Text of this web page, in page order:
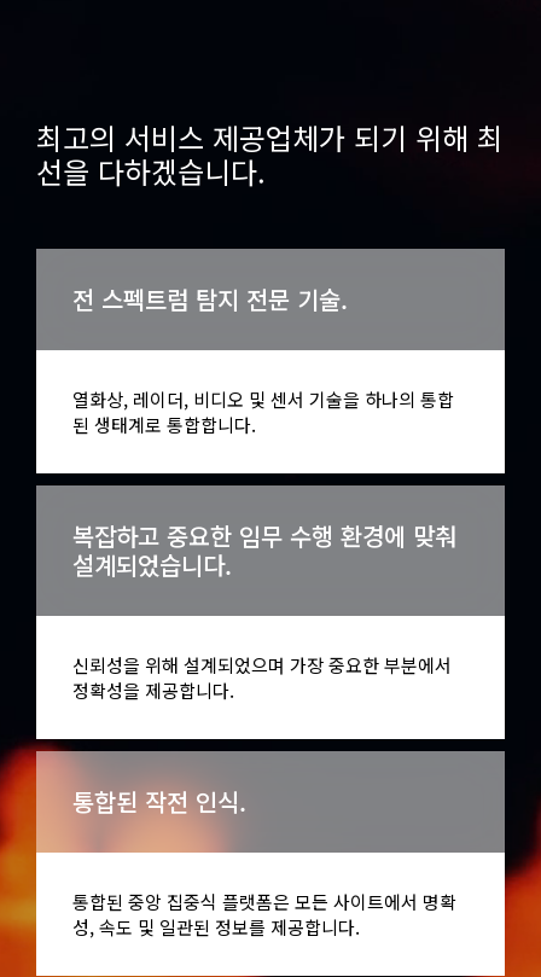
최고의 서비스 제공업체가 되기 위해 최
선을 다하겠습니다.
전 스펙트럼 탐지 전문 기술.
열화상, 레이더, 비디오 및 센서 기술을 하나의 통합
된 생태계로 통합합니다.
복잡하고 중요한 임무 수행 환경에 맞춰
설계되었습니다.
신뢰성을 위해 설계되었으며 가장 중요한 부분에서
정확성을 제공합니다.
통합된 작전 인식.
통합된 중앙 집중식 플랫폼은 모든 사이트에서 명확
성, 속도 및 일관된 정보를 제공합니다.